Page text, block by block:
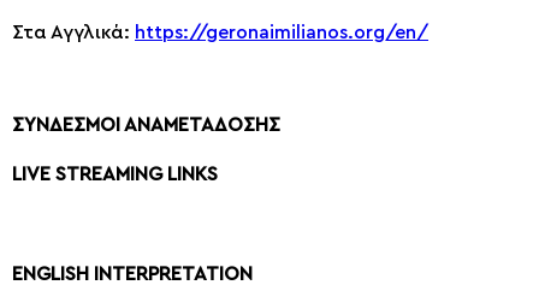
Στα Αγγλικά: https://geronaimilianos.org/en/
ΣΥΝΔΕΣΜΟΙ ΑΝΑΜΕΤΑΔΟΣΗΣ
LIVE STREAMING LINKS
ENGLISH INTERPRETATION